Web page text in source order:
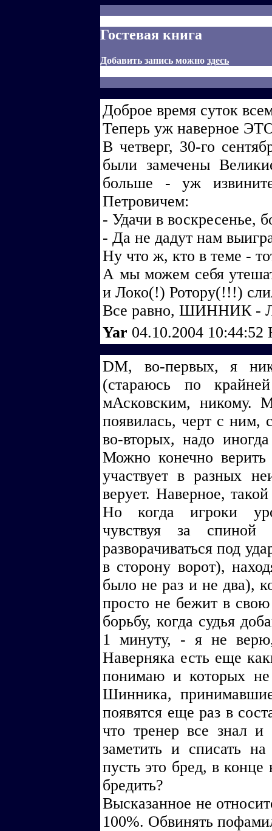
Гостевая книга
Добавить запись можно здесь
Доброе время суток
Теперь уж наверное
В четверг, 30-го
были замечены
больше - уж
Петровичем:
- Удачи в воскресенье,
- Да не дадут нам
Ну что ж, кто в теме -
А мы можем себя
и Локо(!) Ротору(!!!)
Все равно, ШИННИК
Yar 04.10.2004 10:44:52
DM, во-первых, я
(стараюсь по
мАсковским, никому.
появилась, черт с
во-вторых, надо
Можно конечно
участвует в разных
верует. Наверное,
Но когда игроки
чувствуя за спиной
разворачиваться под
в сторону ворот),
было не раз и не два),
просто не бежит в свою
борьбу, когда судья
1 минуту, - я не
Наверняка есть еще
понимаю и которых
Шинника,
появятся еще раз в
что тренер все знал
заметить и списать
пусть это бред, в
бредить?
Высказанное не
100%. Обвинять